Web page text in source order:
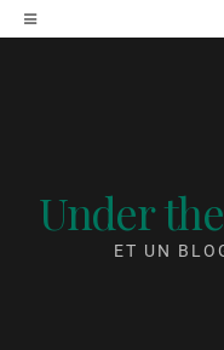
Accéder
au
Under
ET UN